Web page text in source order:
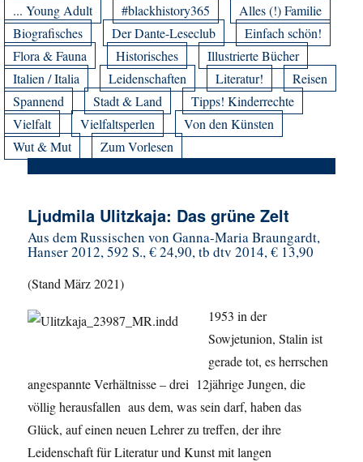
... Young Adult #blackhistory365
Alles (!) Familie
Biografisches
Der Dante-Leseclub
Einfach schön!
Flora & Fauna
Historisches
Illustrierte Bücher
Italien / Italia
Leidenschaften Literatur!
Reisen
Spannend
Stadt & Land
Tipps! Kinderrechte
Vielfalt
Vielfaltsperlen
Von den Künsten
Wut & Mut
Zum Vorlesen
Ljudmila Ulitzkaja: Das grüne Zelt
Aus dem Russischen von Ganna-Maria Braungardt,
Hanser 2012, 592 S., € 24,90, tb dtv 2014, € 13,90
(Stand März 2021)
1953 in der
Sowjetunion, Stalin ist
gerade tot, es herrschen
angespannte Verhältnisse – drei 12jährige Jungen, die
völlig herausfallen aus dem, was sein darf, haben das
Glück, auf einen neuen Lehrer zu treffen, der ihre
Leidenschaft für Literatur und Kunst mit langen